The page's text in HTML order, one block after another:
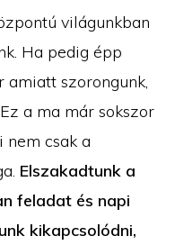
világunkban
Ha pedig épp
amiatt szorongunk,
a ma már sokszor
nem csak a
Elszakadtunk a
feladat és napi
kikapcsolódni,